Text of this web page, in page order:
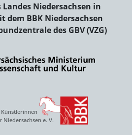
Landes Niedersachsen in
dem BBK Niedersachsen
des GBV (VZG)
e. V.